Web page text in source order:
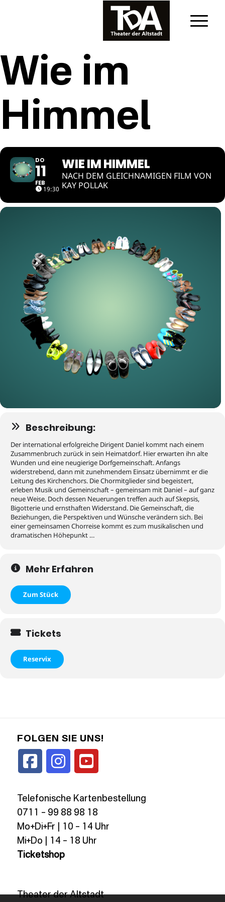
Wie im
Himmel
DO
11
FEB
19:30
WIE IM HIMMEL
NACH DEM GLEICHNAMIGEN FILM VON
KAY POLLAK
Beschreibung:
Der international erfolgreiche Dirigent Daniel kommt nach einem
Zusammenbruch zurück in sein Heimatdorf. Hier erwarten ihn alte
Wunden und eine neugierige Dorfgemeinschaft. Anfangs
widerstrebend, dann mit zunehmendem Einsatz übernimmt er die
Leitung des Kirchenchors. Die Chormitglieder sind begeistert,
erleben Musik und Gemeinschaft – gemeinsam mit Daniel – auf ganz
neue Weise. Doch dessen Neuerungen treffen auch auf Skepsis,
Bigotterie und ernsthaften Widerstand. Die Gemeinschaft, die
Beziehungen, die Perspektiven und Wünsche verändern sich. Bei
einer gemeinsamen Chorreise kommt es zum musikalischen und
dramatischen Höhepunkt …
Mehr Erfahren
Zum Stück
Tickets
Reservix
FOLGEN SIE UNS!
Telefonische Kartenbestellung
0711 – 99 88 98 18
Mo+Di+Fr | 10 – 14 Uhr
Mi+Do | 14 – 18 Uhr
Ticketshop
Theater der Altstadt